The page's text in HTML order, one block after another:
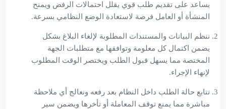
يساعد على تقديم طلب قوي يقلل احتمالات الرفض ويمنح
المنشأة أو العامل فرصة لاستعادة الوضع النظامي بسرعة.
ننظم البيانات والمستندات المطلوبة لإلغاء البلاغ بشكل
يضمن اكتمال كل معلومة وتوافقها مع متطلبات الجهة
المختصة مما يسهل قبول الطلب ويختصر الوقت المطلوب
لإنهاء الإجراء.
نتابع حالة الطلب داخل النظام بعد رفعه ونعالج أي ملاحظة
مباشرة مما يمنع توقف المعاملة أو تأخرها ويضمن سير